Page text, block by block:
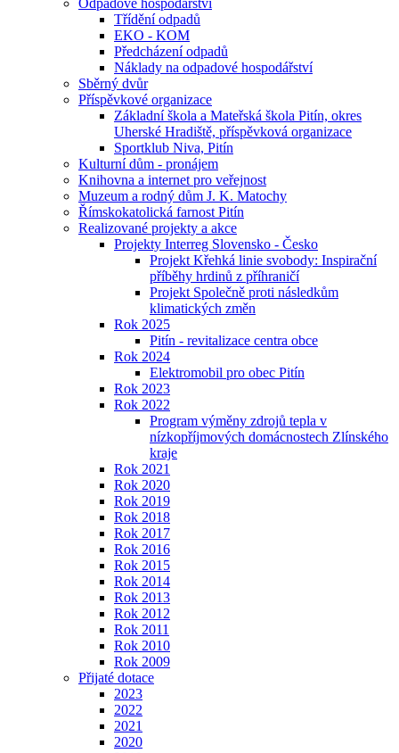
Odpadové hospodářství
Třídění odpadů
EKO - KOM
Předcházení odpadů
Náklady na odpadové hospodářství
Sběrný dvůr
Příspěvkové organizace
Základní škola a Mateřská škola Pitín, okres
Uherské Hradiště, příspěvková organizace
Sportklub Niva, Pitín
Kulturní dům - pronájem
Knihovna a internet pro veřejnost
Muzeum a rodný dům J. K. Matochy
Římskokatolická farnost Pitín
Realizované projekty a akce
Projekty Interreg Slovensko - Česko
Projekt Křehká linie svobody: Inspirační
příběhy hrdinů z příhraničí
Projekt Společně proti následkům
klimatických změn
Rok 2025
Pitín - revitalizace centra obce
Rok 2024
Elektromobil pro obec Pitín
Rok 2023
Rok 2022
Program výměny zdrojů tepla v
nízkopříjmových domácnostech Zlínského
kraje
Rok 2021
Rok 2020
Rok 2019
Rok 2018
Rok 2017
Rok 2016
Rok 2015
Rok 2014
Rok 2013
Rok 2012
Rok 2011
Rok 2010
Rok 2009
Přijaté dotace
2023
2022
2021
2020